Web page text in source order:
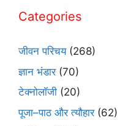
Categories
जीवन परिचय(268)
ज्ञान भंडार(70)
टेक्नोलॉजी (20)
पूजा–पाठ और त्यौहार(62)